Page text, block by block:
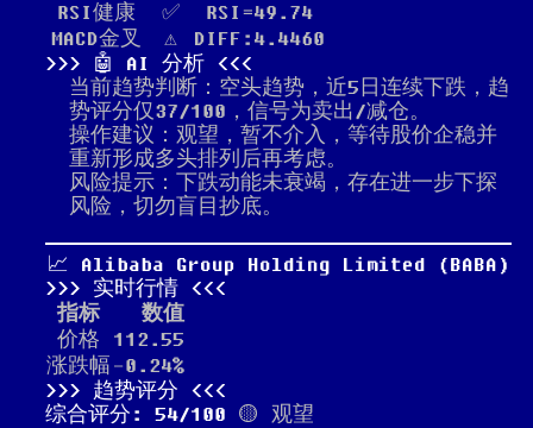
RSI健康
✅
RSI=49.74
MACD金叉
⚠️
DIFF:4.4460
🤖 AI 分析
当前趋势判断：空头趋势，近5日连续下跌，趋
势评分仅37/100，信号为卖出/减仓。
操作建议：观望，暂不介入，等待股价企稳并
重新形成多头排列后再考虑。
风险提示：下跌动能未衰竭，存在进一步下探
风险，切勿盲目抄底。
📈 Alibaba Group Holding Limited (BABA)
实时行情
指标
数值
价格
112.55
涨跌幅 -0.24%
趋势评分
综合评分: 54/100 🟡 观望